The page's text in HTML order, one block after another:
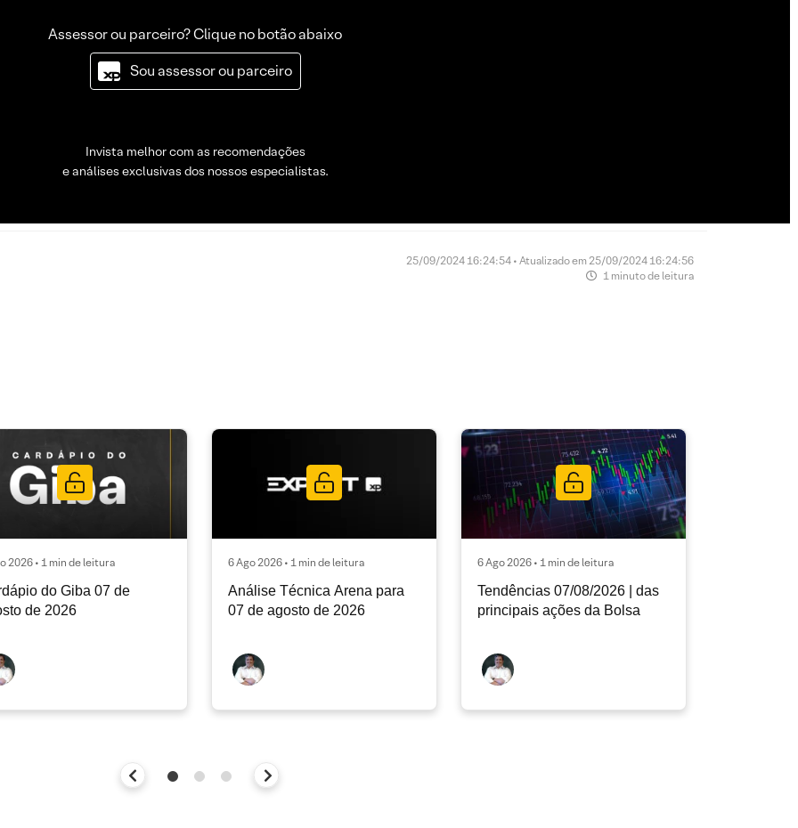
Assessor ou parceiro? Clique no botão abaixo
Sou assessor ou parceiro
Invista melhor com as recomendações
e análises exclusivas dos nossos especialistas.
25/09/2024 16:24:54 • Atualizado em 25/09/2024 16:24:56
1 minuto de leitura
2026 • 1 min de leitura
do Giba 07 de
de 2026
6 Ago 2026 • 1 min de leitura
Análise Técnica Arena para
07 de agosto de 2026
6 Ago 2026 • 1 min de leitura
Tendências 07/08/2026 | das
principais ações da Bolsa